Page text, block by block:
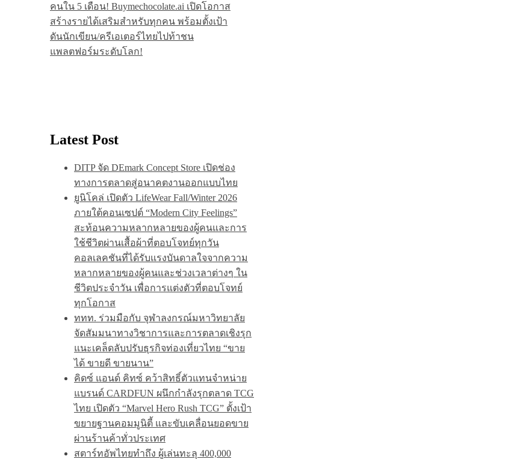
คนใน 5 เดือน! Buymechocolate.ai เปิดโอกาส
สร้างรายได้เสริมสำหรับทุกคน พร้อมตั้งเป้า
ดันนักเขียน/ครีเอเตอร์ไทยไปท้าชน
แพลตฟอร์มระดับโลก!
Latest Post
DITP จัด DEmark Concept Store เปิดช่อง
ทางการตลาดสู่อนาคตงานออกแบบไทย
ยูนิโคล่ เปิดตัว LifeWear Fall/Winter 2026
ภายใต้คอนเซปต์ “Modern City Feelings”
สะท้อนความหลากหลายของผู้คนและการ
ใช้ชีวิตผ่านเสื้อผ้าที่ตอบโจทย์ทุกวัน
คอลเลคชันที่ได้รับแรงบันดาลใจจากความ
หลากหลายของผู้คนและช่วงเวลาต่างๆ ใน
ชีวิตประจำวัน เพื่อการแต่งตัวที่ตอบโจทย์
ทุกโอกาส
ททท. ร่วมมือกับ จุฬาลงกรณ์มหาวิทยาลัย
จัดสัมมนาทางวิชาการและการตลาดเชิงรุก
แนะเคล็ดลับปรับธุรกิจท่องเที่ยวไทย “ขาย
ได้ ขายดี ขายนาน”
คิดซ์ แอนด์ คิทซ์ คว้าสิทธิ์ตัวแทนจำหน่าย
แบรนด์ CARDFUN ผนึกกำลังรุกตลาด TCG
ไทย เปิดตัว “Marvel Hero Rush TCG” ตั้งเป้า
ขยายฐานคอมมูนิตี้ และขับเคลื่อนยอดขาย
ผ่านร้านค้าทั่วประเทศ
สตาร์ทอัพไทยทำถึง ผู้เล่นทะลุ 400,000